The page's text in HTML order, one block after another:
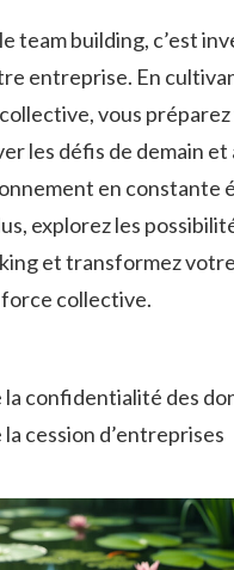
team building, c’est
entreprise. En
vous
les défis de demain et
en constante
explorez les
et transformez
collective.
la confidentialité des
cession d’entreprises